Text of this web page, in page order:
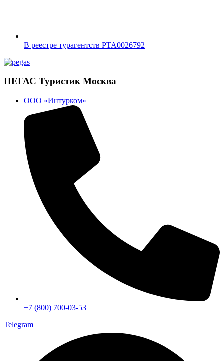
В реестре турагентств PTA0026792
ПЕГАС Туристик Москва
ООО «Интурком»
+7 (800) 700-03-53
Telegram